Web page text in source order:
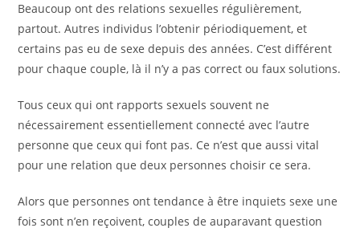
Beaucoup ont des relations sexuelles régulièrement,
partout. Autres individus l’obtenir périodiquement, et
certains pas eu de sexe depuis des années. C’est différent
pour chaque couple, là il n’y a pas correct ou faux solutions.
Tous ceux qui ont rapports sexuels souvent ne
nécessairement essentiellement connecté avec l’autre
personne que ceux qui font pas. Ce n’est que aussi vital
pour une relation que deux personnes choisir ce sera.
Alors que personnes ont tendance à être inquiets sexe une
fois sont n’en reçoivent, couples de auparavant question